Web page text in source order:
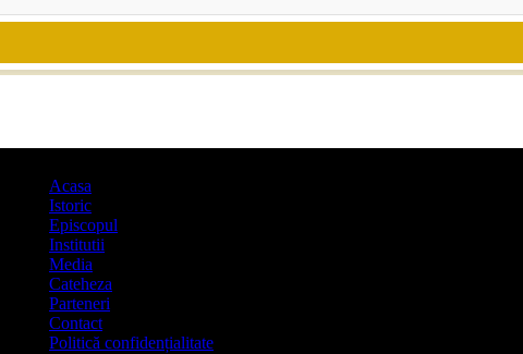
Acasa
Istoric
Episcopul
Institutii
Media
Cateheza
Parteneri
Contact
Politică confidențialitate